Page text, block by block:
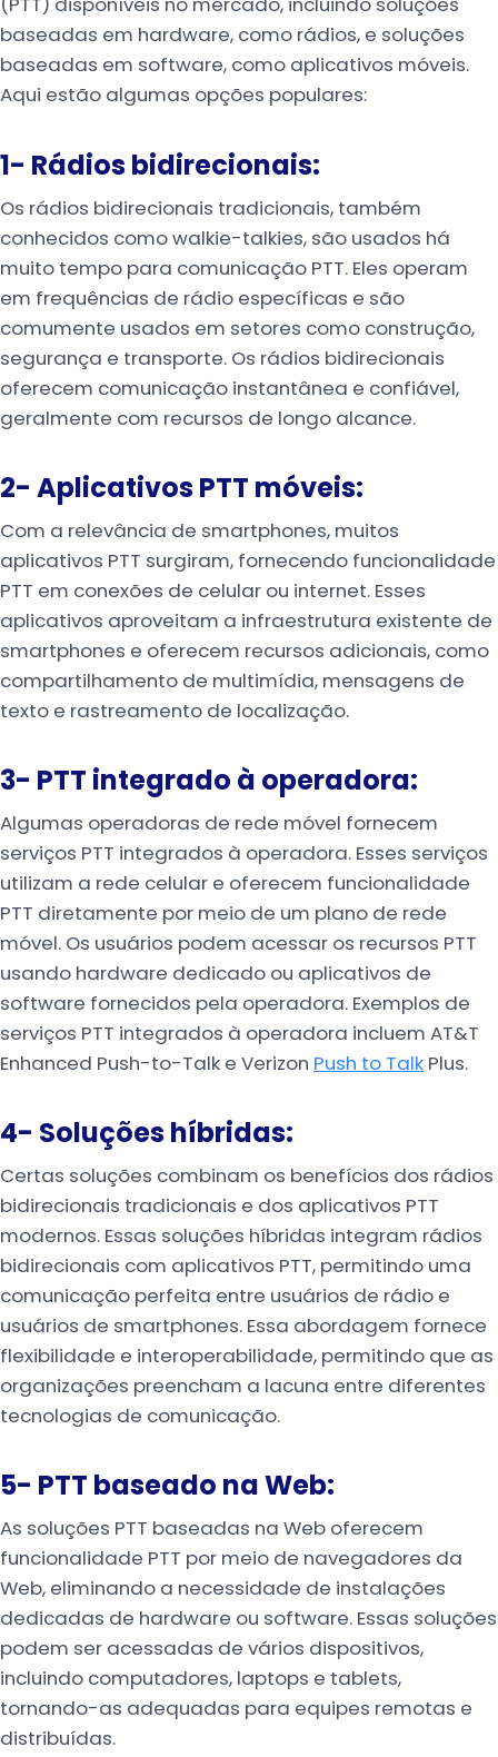
baseadas em hardware, como rádios, e soluções
baseadas em software, como aplicativos móveis.
Aqui estão algumas opções populares:
1- Rádios bidirecionais:
Os rádios bidirecionais tradicionais, também
conhecidos como walkie-talkies, são usados ​​há
muito tempo para comunicação PTT. Eles operam
em frequências de rádio específicas e são
comumente usados ​​em setores como construção,
segurança e transporte. Os rádios bidirecionais
oferecem comunicação instantânea e confiável,
geralmente com recursos de longo alcance.
2- Aplicativos PTT móveis:
Com a relevância de smartphones, muitos
aplicativos PTT surgiram, fornecendo funcionalidade
PTT em conexões de celular ou internet. Esses
aplicativos aproveitam a infraestrutura existente de
smartphones e oferecem recursos adicionais, como
compartilhamento de multimídia, mensagens de
texto e rastreamento de localização.
3- PTT integrado à operadora:
Algumas operadoras de rede móvel fornecem
serviços PTT integrados à operadora. Esses serviços
utilizam a rede celular e oferecem funcionalidade
PTT diretamente por meio de um plano de rede
móvel. Os usuários podem acessar os recursos PTT
usando hardware dedicado ou aplicativos de
software fornecidos pela operadora. Exemplos de
serviços PTT integrados à operadora incluem AT&T
Enhanced Push-to-Talk e Verizon Push to Talk Plus.
4- Soluções híbridas:
Certas soluções combinam os benefícios dos rádios
bidirecionais tradicionais e dos aplicativos PTT
modernos. Essas soluções híbridas integram rádios
bidirecionais com aplicativos PTT, permitindo uma
comunicação perfeita entre usuários de rádio e
usuários de smartphones. Essa abordagem fornece
flexibilidade e interoperabilidade, permitindo que as
organizações preencham a lacuna entre diferentes
tecnologias de comunicação.
5- PTT baseado na Web:
As soluções PTT baseadas na Web oferecem
funcionalidade PTT por meio de navegadores da
Web, eliminando a necessidade de instalações
dedicadas de hardware ou software. Essas soluções
podem ser acessadas de vários dispositivos,
incluindo computadores, laptops e tablets,
tornando-as adequadas para equipes remotas e
distribuídas.